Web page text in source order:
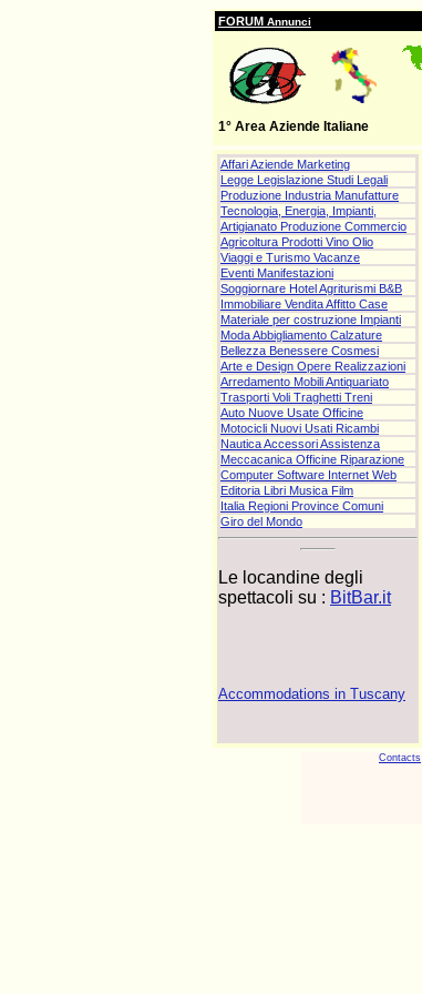
FORUM Annunci
1° Area Aziende Italiane
Affari Aziende Marketing
Legge Legislazione Studi Legali
Produzione Industria Manufatture
Tecnologia, Energia, Impianti,
Artigianato Produzione Commercio
Agricoltura Prodotti Vino Olio
Viaggi e Turismo Vacanze
Eventi Manifestazioni
Soggiornare Hotel Agriturismi B&B
Immobiliare Vendita Affitto Case
Materiale per costruzione Impianti
Moda Abbigliamento Calzature
Bellezza Benessere Cosmesi
Arte e Design Opere Realizzazioni
Arredamento Mobili Antiquariato
Trasporti Voli Traghetti Treni
Auto Nuove Usate Officine
Motocicli Nuovi Usati Ricambi
Nautica Accessori Assistenza
Meccacanica Officine Riparazione
Computer Software Internet Web
Editoria Libri Musica Film
Italia Regioni Province Comuni
Giro del Mondo
Le locandine degli
spettacoli su : BitBar.it
Accommodations in Tuscany
Contacts